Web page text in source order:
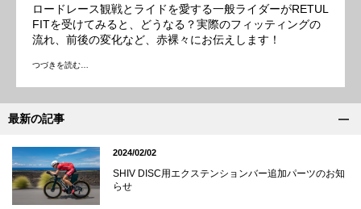
ロードレース観戦とライドを愛する一般ライダーがRETUL
FITを受けてみると、どうなる？実際のフィッティングの
流れ、前後の変化など、赤裸々にお伝えします！
つづきを読む…
最新の記事
2024/02/02
SHIV DISC用エクステンションバー追加パーツのお知
らせ